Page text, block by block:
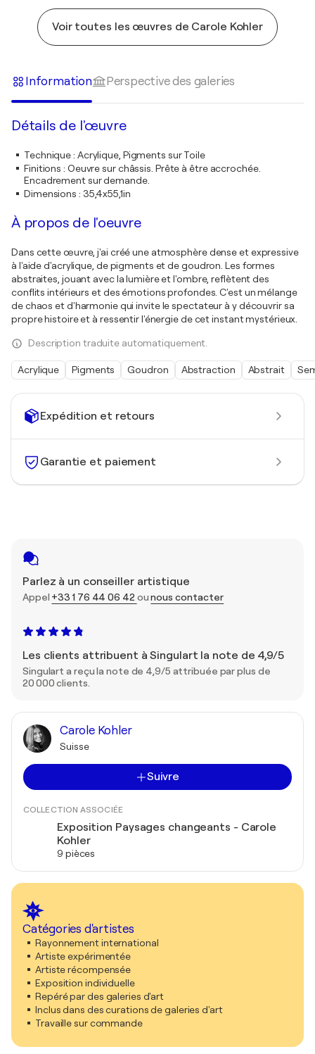
Expédition et retours
Garantie et paiement
Parlez à un conseiller artistique
Appel +33 1 76 44 06 42 ounous contacter
Les clients attribuent à Singulart la note de 4,9/5
Singulart a reçu la note de 4,9/5 attribuée par plus de
20 000 clients.
Carole Kohler
Suisse
Suivre
COLLECTION ASSOCIÉE
Exposition Paysages changeants - Carole
Kohler
9 pièces
Catégories d'artistes
Rayonnement international
Artiste expérimentée
Artiste récompensée
Exposition individuelle
Repéré par des galeries d'art
Inclus dans des curations de galeries d'art
Travaille sur commande
Voir toutes les œuvres de Carole Kohler
Information Perspective des galeries
Détails de l'œuvre
Technique: Acrylique, Pigments sur Toile
Finitions : Oeuvre sur châssis. Prête à être accrochée.
Encadrement sur demande.
Dimensions : 35,4x55,1in
À propos de l'oeuvre
Dans cette œuvre, j'ai créé une atmosphère dense et expressive
à l'aide d'acrylique, de pigments et de goudron. Les formes
abstraites, jouant avec la lumière et l'ombre, reflètent des
conflits intérieurs et des émotions profondes. C'est un mélange
de chaos et d'harmonie qui invite le spectateur à y découvrir sa
propre histoire et à ressentir l'énergie de cet instant mystérieux.
Description traduite automatiquement.
Acrylique Pigments Goudron Abstraction Abstrait